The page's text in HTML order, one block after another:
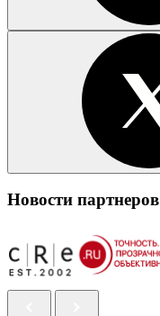
Новости партнеров